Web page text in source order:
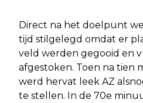
Direct na het doelpunt
tijd stilgelegd omdat er
veld werden gegooid en
afgestoken. Toen na tien
werd hervat leek AZ
te stellen. In de 70e